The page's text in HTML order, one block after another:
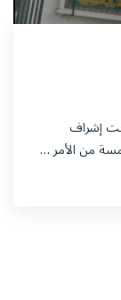
إشراف
من الأمر …